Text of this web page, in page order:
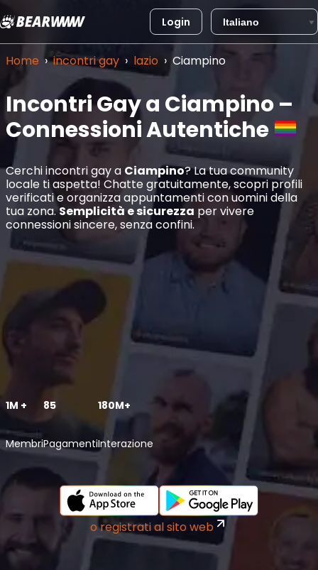
Vai
al
Login
Home › incontri gay › lazio › Ciampino
Incontri Gay a Ciampino –
Connessioni Autentiche
Cerchi incontri gay a Ciampino? La tua community
locale ti aspetta! Chatte gratuitamente, scopri profili
verificati e organizza appuntamenti con uomini della
tua zona.Semplicità e sicurezza per vivere
connessioni sincere, senza confini.
1M +
Membri
85
Pagamenti
180M+
Interazione
o registrati al sito web